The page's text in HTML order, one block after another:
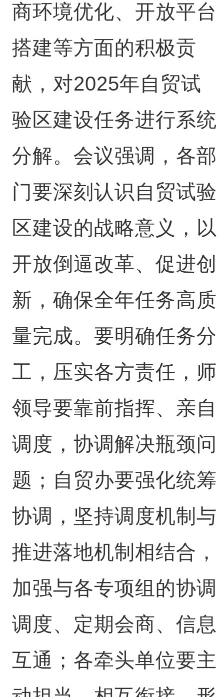
商环境优化、开放平台
搭建等方面的积极贡
献，对2025年自贸试
验区建设任务进行系统
分解。会议强调，各部
门要深刻认识自贸试验
区建设的战略意义，以
开放倒逼改革、促进创
新，确保全年任务高质
量完成。要明确任务分
工，压实各方责任，师
领导要靠前指挥、亲自
调度，协调解决瓶颈问
题；自贸办要强化统筹
协调，坚持调度机制与
推进落地机制相结合，
加强与各专项组的协调
调度、定期会商、信息
互通；各牵头单位要主